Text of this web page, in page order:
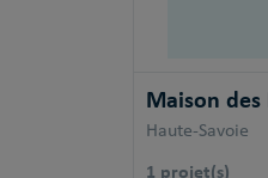
Maison des
Haute-Savoie
1 projet(s)